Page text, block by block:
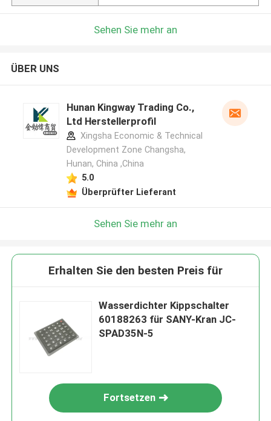
Sehen Sie mehr an
ÜBER UNS
Hunan Kingway Trading Co.,
Ltd Herstellerprofil
Xingsha Economic & Technical
Development Zone Changsha,
Hunan, China ,China
5.0
Überprüfter Lieferant
Sehen Sie mehr an
Erhalten Sie den besten Preis für
Wasserdichter Kippschalter
60188263 für SANY-Kran JC-
SPAD35N-5
Fortsetzen